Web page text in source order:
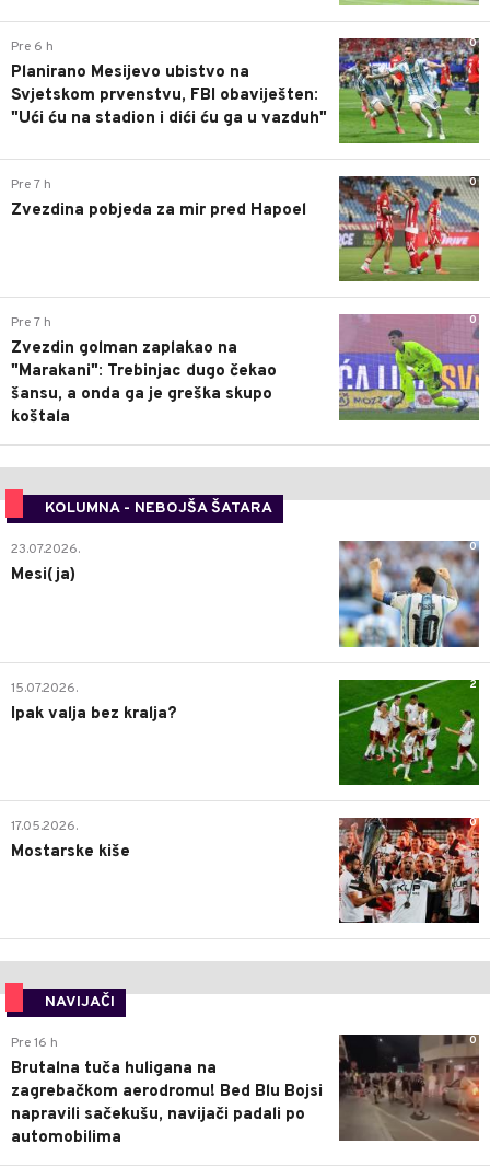
0
Pre 6 h
Planirano Mesijevo ubistvo na
Svjetskom prvenstvu, FBI obaviješten:
"Ući ću na stadion i dići ću ga u vazduh"
0
Pre 7 h
Zvezdina pobjeda za mir pred Hapoel
0
Pre 7 h
Zvezdin golman zaplakao na
"Marakani": Trebinjac dugo čekao
šansu, a onda ga je greška skupo
koštala
KOLUMNA - NEBOJŠA ŠATARA
0
23.07.2026.
Mesi(ja)
2
15.07.2026.
Ipak valja bez kralja?
0
17.05.2026.
Mostarske kiše
NAVIJAČI
0
Pre 16 h
Brutalna tuča huligana na
zagrebačkom aerodromu! Bed Blu Bojsi
napravili sačekušu, navijači padali po
automobilima